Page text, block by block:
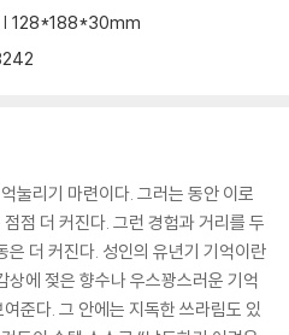
128*188*30mm
눌리기 마련이다. 그러는 동안 이로
점 더 커진다. 그런 경험과 거리를 두
은 더 커진다. 성인의 유년기 기억이란
에 젖은 향수나 우스꽝스러운 기억
준다. 그 안에는 지독한 쓰라림도 있